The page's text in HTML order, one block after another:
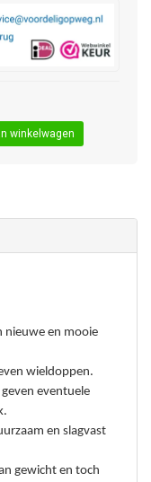
pakket).
winkelwagen
nieuwe en mooie
wieldoppen.
even eventuele
en slagvast
gewicht en toch